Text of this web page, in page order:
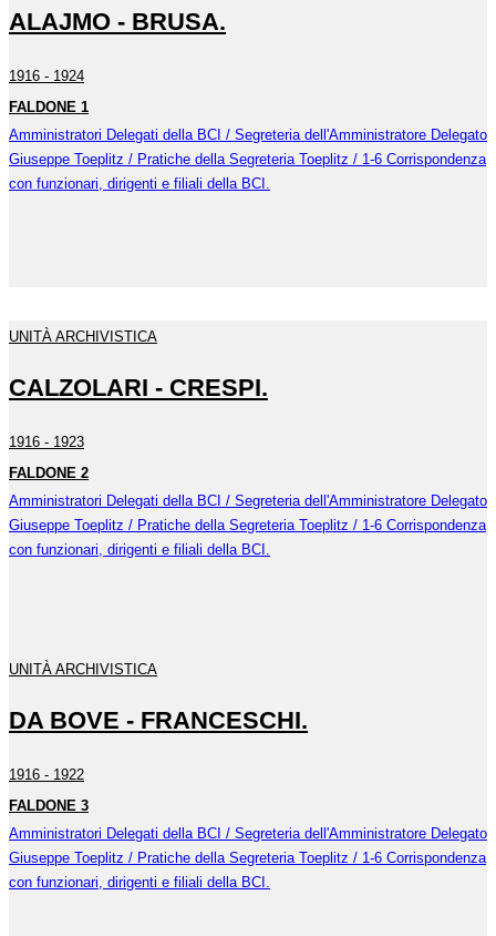
ALAJMO - BRUSA.
1916 - 1924
FALDONE 1
Amministratori Delegati della BCI / Segreteria dell'Amministratore Delegato
Giuseppe Toeplitz / Pratiche della Segreteria Toeplitz / 1-6 Corrispondenza
con funzionari, dirigenti e filiali della BCI.
UNITÀ ARCHIVISTICA
CALZOLARI - CRESPI.
1916 - 1923
FALDONE 2
Amministratori Delegati della BCI / Segreteria dell'Amministratore Delegato
Giuseppe Toeplitz / Pratiche della Segreteria Toeplitz / 1-6 Corrispondenza
con funzionari, dirigenti e filiali della BCI.
UNITÀ ARCHIVISTICA
DA BOVE - FRANCESCHI.
1916 - 1922
FALDONE 3
Amministratori Delegati della BCI / Segreteria dell'Amministratore Delegato
Giuseppe Toeplitz / Pratiche della Segreteria Toeplitz / 1-6 Corrispondenza
con funzionari, dirigenti e filiali della BCI.